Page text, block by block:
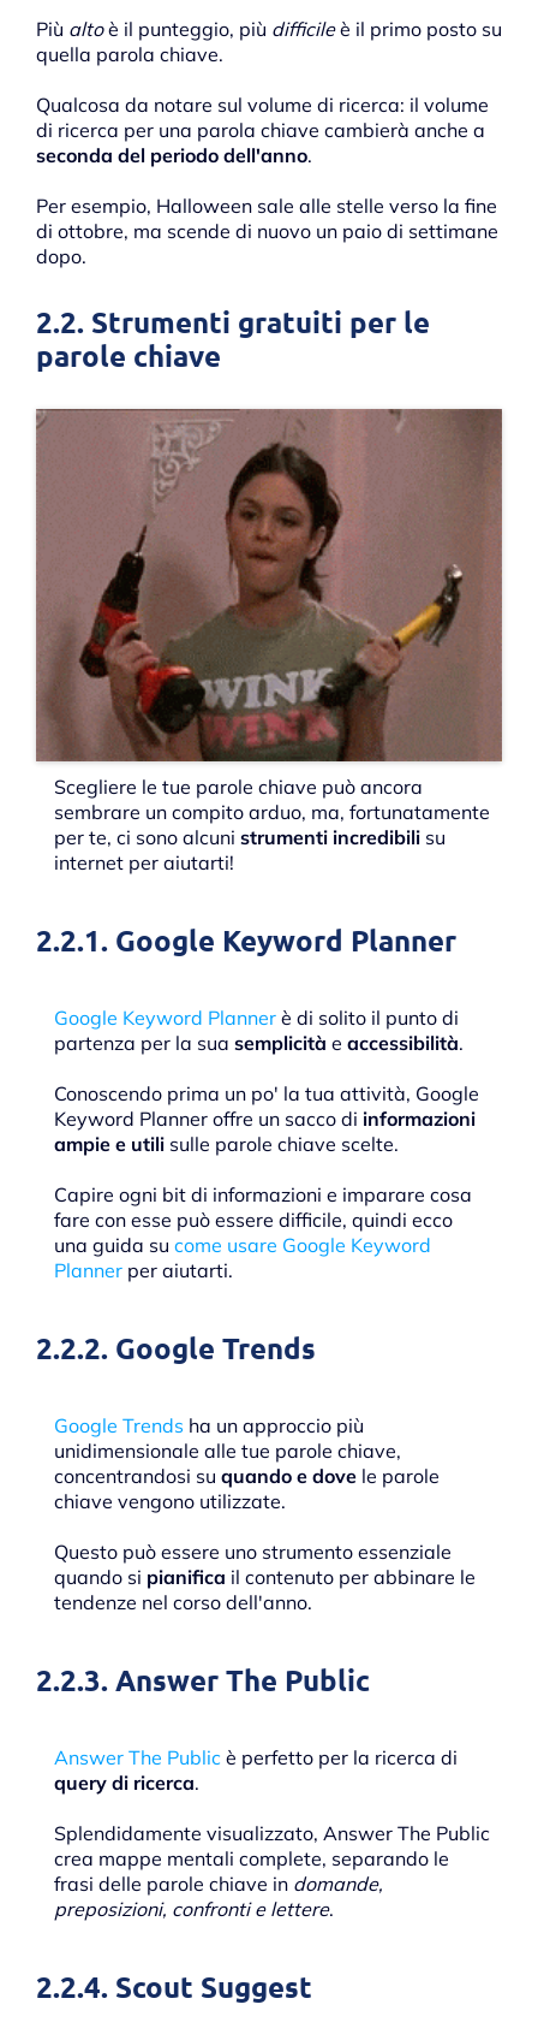
Più altoè il punteggio, più difficileè il primo posto su
quella parola chiave.
Qualcosa da notare sul volume di ricerca: il volume
di ricerca per una parola chiave cambierà anche a
seconda del periodo dell'anno.
Per esempio, Halloween sale alle stelle verso la fine
di ottobre, ma scende di nuovo un paio di settimane
dopo.
2.2. Strumenti gratuiti per le
parole chiave
Scegliere le tue parole chiave può ancora
sembrare un compito arduo, ma, fortunatamente
per te, ci sono alcuni strumenti incredibili su
internet per aiutarti!
2.2.1. Google Keyword Planner
Google Keyword Planner è di solito il punto di
partenza per la sua semplicità e accessibilità.
Conoscendo prima un po' la tua attività, Google
Keyword Planner offre un sacco di informazioni
ampie e utili sulle parole chiave scelte.
Capire ogni bit di informazioni e imparare cosa
fare con esse può essere difficile, quindi ecco
una guida su come usare Google Keyword
Planner per aiutarti.
2.2.2. Google Trends
Google Trends ha un approccio più
unidimensionale alle tue parole chiave,
concentrandosi su quando e dove le parole
chiave vengono utilizzate.
Questo può essere uno strumento essenziale
quando si pianifica il contenuto per abbinare le
tendenze nel corso dell'anno.
2.2.3. Answer The Public
Answer The Public è perfetto per la ricerca di
query di ricerca.
Splendidamente visualizzato, Answer The Public
crea mappe mentali complete, separando le
frasi delle parole chiave in domande,
preposizioni, confronti e lettere.
2.2.4. Scout Suggest